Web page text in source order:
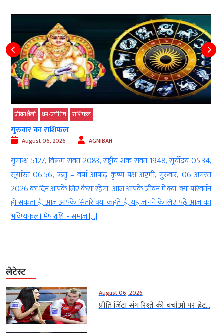
राशिफल
AGNIBAN
संवत 2083, राष्ट्रीय शक संवत-1948, सूर्योदय 05.34,
– वर्षा आषाढ़ कृष्ण पक्ष अष्टमी, गुरुवार, 06 अगस्त
कैसा रहेगा। आज आपके जीवन में क्या-क्या परिवर्तन
सितारे क्या कहते हैं, यह जानने के लिए पढ़ें आज का
:- समाज […]
नई दिल्ली । भगवान
अन्य सभी देवताओं से
देवताओं को आभूषणों,
वहीं भगवान शिव
लेटेस्ट
August 06, 2026
प्रीति जिंटा संग रिश्ते की चर्चाओं पर ब्रेट...